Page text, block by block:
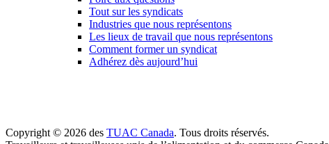
Tout sur les syndicats
Industries que nous représentons
Les lieux de travail que nous représentons
Comment former un syndicat
Adhérez dès aujourd’hui
Copyright © 2026 des TUAC Canada. Tous droits réservés.